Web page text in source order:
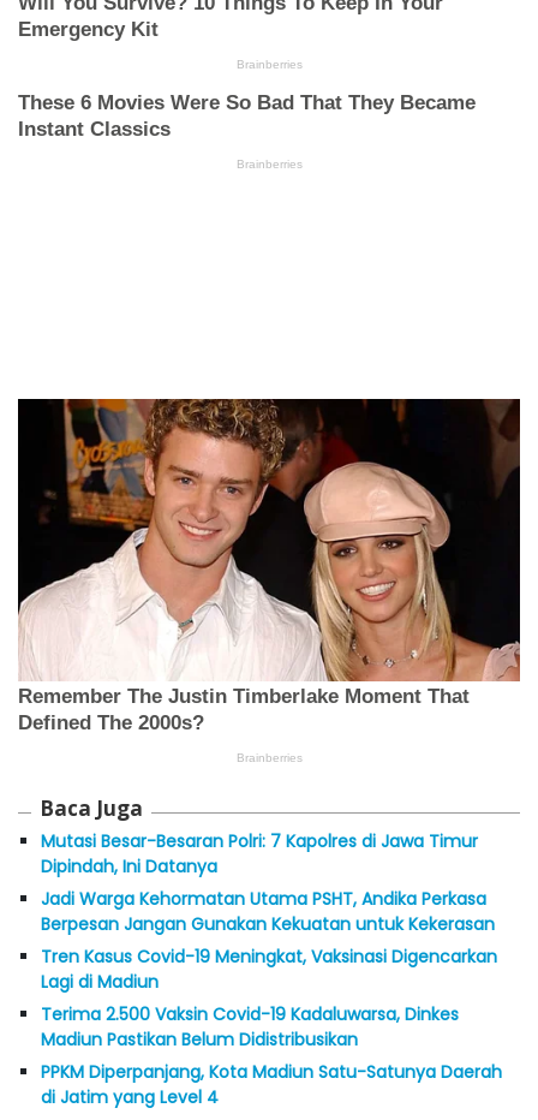
Baca Juga
Mutasi Besar-Besaran Polri: 7 Kapolres di Jawa Timur
Dipindah, Ini Datanya
Jadi Warga Kehormatan Utama PSHT, Andika Perkasa
Berpesan Jangan Gunakan Kekuatan untuk Kekerasan
Tren Kasus Covid-19 Meningkat, Vaksinasi Digencarkan
Lagi di Madiun
Terima 2.500 Vaksin Covid-19 Kadaluwarsa, Dinkes
Madiun Pastikan Belum Didistribusikan
PPKM Diperpanjang, Kota Madiun Satu-Satunya Daerah
di Jatim yang Level 4